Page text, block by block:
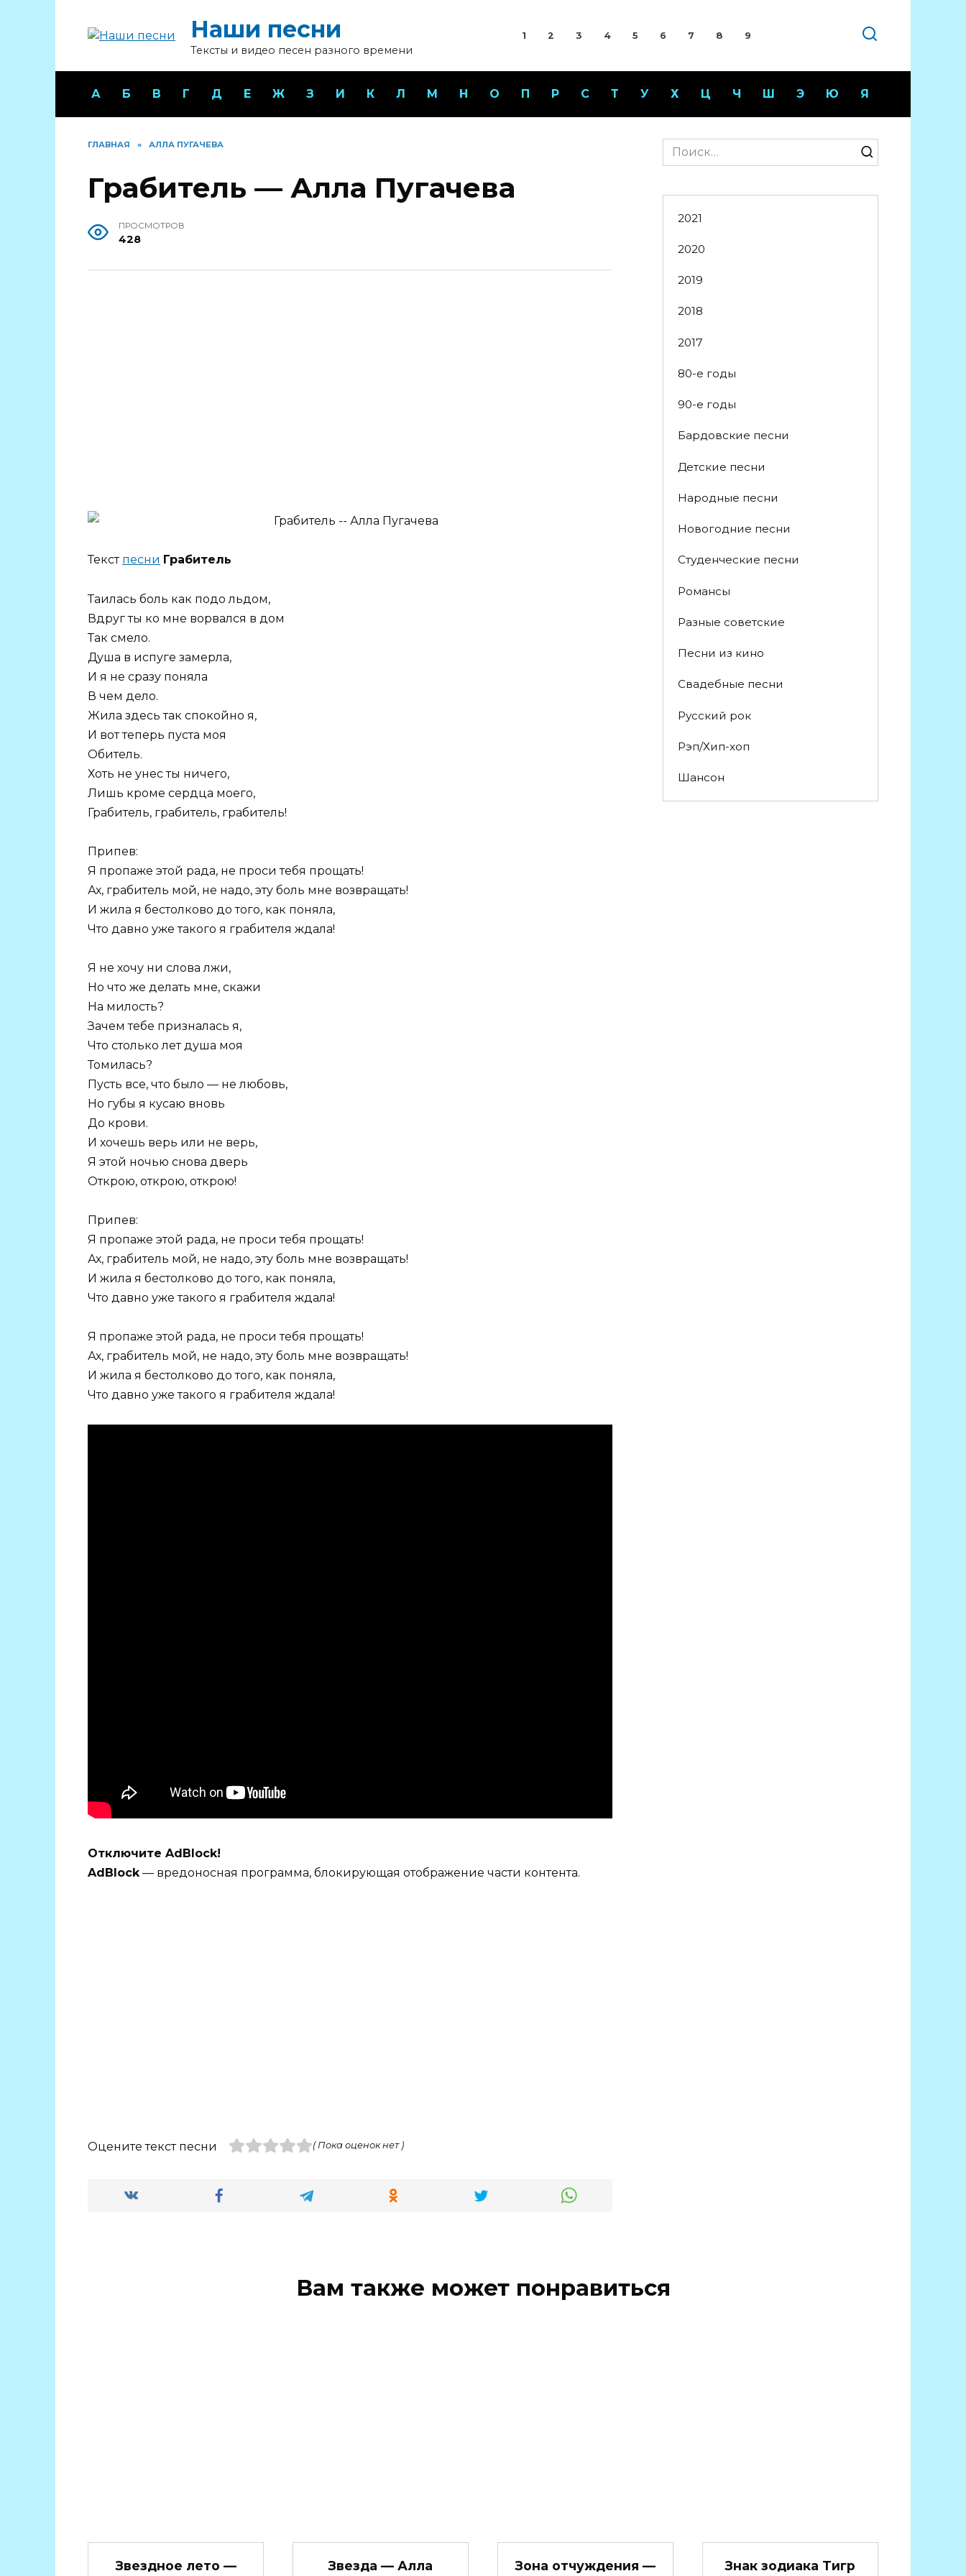
Наши песни
Тексты и видео песен разного времени
1 2 3 4 5 6 7 8 9
А Б В Г Д Е Ж З И К Л М Н О П Р С Т У Х Ц Ч Ш Э Ю Я
ГЛАВНАЯ » АЛЛА ПУГАЧЕВА
Грабитель — Алла Пугачева
ПРОСМОТРОВ
428
Текст песни Грабитель
Таилась боль как подо льдом,
Вдруг ты ко мне ворвался в дом
Так смело.
Душа в испуге замерла,
И я не сразу поняла
В чем дело.
Жила здесь так спокойно я,
И вот теперь пуста моя
Обитель.
Хоть не унес ты ничего,
Лишь кроме сердца моего,
Грабитель, грабитель, грабитель!
Припев:
Я пропаже этой рада, не проси тебя прощать!
Ах, грабитель мой, не надо, эту боль мне возвращать!
И жила я бестолково до того, как поняла,
Что давно уже такого я грабителя ждала!
Я не хочу ни слова лжи,
Но что же делать мне, скажи
На милость?
Зачем тебе призналась я,
Что столько лет душа моя
Томилась?
Пусть все, что было — не любовь,
Но губы я кусаю вновь
До крови.
И хочешь верь или не верь,
Я этой ночью снова дверь
Открою, открою, открою!
Припев:
Я пропаже этой рада, не проси тебя прощать!
Ах, грабитель мой, не надо, эту боль мне возвращать!
И жила я бестолково до того, как поняла,
Что давно уже такого я грабителя ждала!
Я пропаже этой рада, не проси тебя прощать!
Ах, грабитель мой, не надо, эту боль мне возвращать!
И жила я бестолково до того, как поняла,
Что давно уже такого я грабителя ждала!
Отключите AdBlock!
AdBlock — вредоносная программа, блокирующая отображение части контента.
Оцените текст песни ( Пока оценок нет )
Search
for:
2021
2020
2019
2018
2017
80-е годы
90-е годы
Бардовские песни
Детские песни
Народные песни
Новогодние песни
Студенческие песни
Романсы
Разные советские
Песни из кино
Свадебные песни
Русский рок
Рэп/Хип-хоп
Шансон
Вам также может понравиться
Звездное лето —
Звезда — Алла
Зона отчуждения —
Знак зодиака Тигр